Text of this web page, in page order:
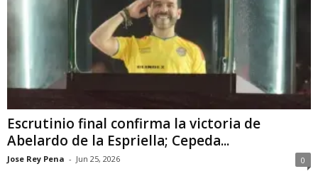
Escrutinio final confirma la victoria de
Abelardo de la Espriella; Cepeda...
Jose Rey Pena - Jun 25, 2026 0